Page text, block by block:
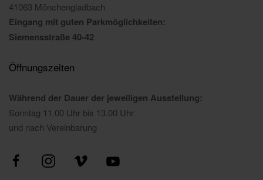
41063 Mönchengladbach
Eingang mit guten Parkmöglichkeiten:
Siemensstraße 40-42
Öffnungszeiten
Während der Dauer der jeweiligen Ausstellung:
Sonntag 11.00 Uhr bis 13.00 Uhr
und nach Vereinbarung